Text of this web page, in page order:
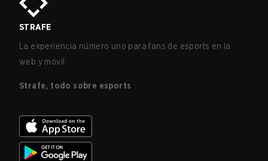
STRAFE
La experiencia número uno para fans de esports en la
web y móvil.
Strafe, todo sobre esports